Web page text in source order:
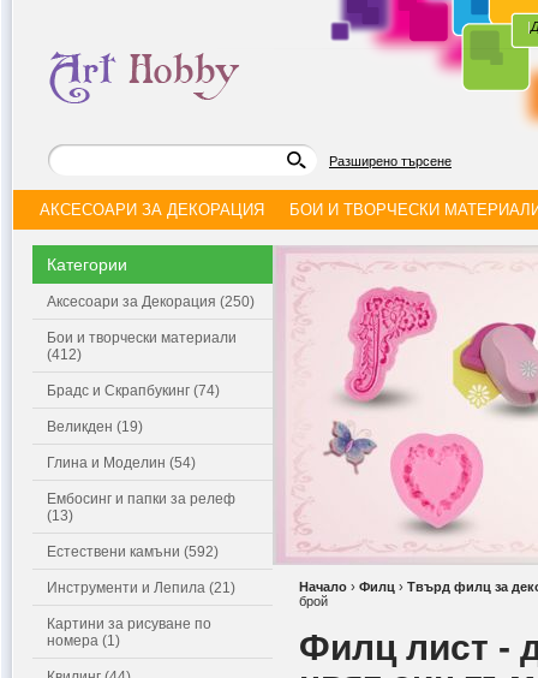
|
Разширено търсене
АКСЕСОАРИ ЗА ДЕКОРАЦИЯ БОИ И ТВОРЧЕСКИ
Категории
Аксесоари за Декорация (250)
Бои и творчески материали
(412)
Брадс и Скрапбукинг (74)
Великден (19)
Глина и Моделин (54)
Ембосинг и папки за релеф
(13)
Естествени камъни (592)
Инструменти и Лепила (21)
Картини за рисуване по
номера (1)
Начало › Филц › Твърд филц за
брой
Филц лист -